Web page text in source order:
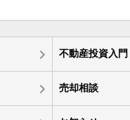
不動産投資入門
売却相談